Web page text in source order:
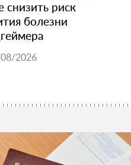
снизить риск
болезни
2026